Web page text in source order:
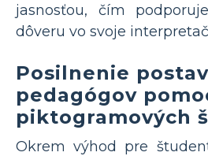
jasnosťou, čím
dôveru vo svoje
Posilnenie
pedagógov
piktogramových
Okrem výhod pre